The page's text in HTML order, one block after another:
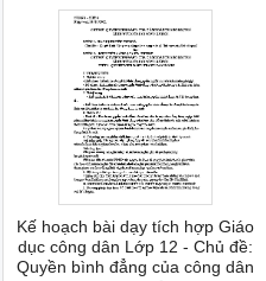
Kế hoạch bài dạy tích hợp Giáo
dục công dân Lớp 12 - Chủ đề:
Quyền bình đẳng của công dân